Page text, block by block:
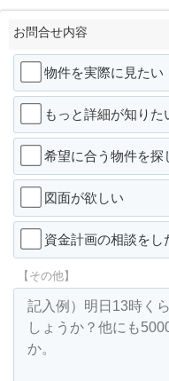
お問合せ内容
物件を実際に見たい
もっと詳細が知りた
希望に合う物件を探
図面が欲しい
資金計画の相談をし
【その他】